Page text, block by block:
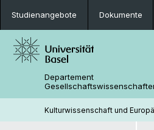
Studienangebote Dokumente
Departement
Kulturwissenschaft und